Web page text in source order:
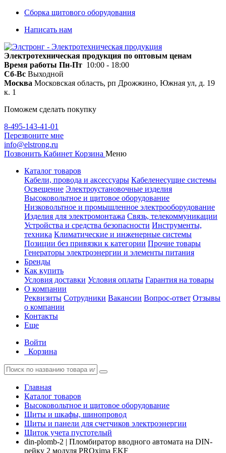
Сборка щитового оборудования
Написать нам
Электротехническая продукция по оптовым ценам
Время работы Пн-Пт 10:00 - 18:00
Сб-Вс Выходной
Москва Московская область, рп Дрожжино, Южная ул, д. 19
к. 1
Поможем сделать покупку
8-495-143-41-01
Перезвоните мне
info@elstrong.ru
Позвонить Кабинет Корзина Меню
Каталог товаров
Кабели, провода и аксессуары Кабеленесущие системы
Освещение Электроустановочные изделия
Высоковольтное и щитовое оборудование
Низковольтное и промышленное электрооборудование
Изделия для электромонтажа Связь, телекоммуникации
Устройства и средства безопасности Инструменты,
техника Климатические и инженерные системы
Позиции без привязки к категории Прочие товары
Генераторы электроэнергии и элементы питания
Бренды
Как купить
Условия доставки Условия оплаты Гарантия на товары
О компании
Реквизиты Сотрудники Вакансии Вопрос-ответ Отзывы
о компании
Контакты
Еще
Войти
Корзина
Главная
Каталог товаров
Высоковольтное и щитовое оборудование
Щиты и шкафы, шинопровод
Щиты и панели для счетчиков электроэнергии
Щиток учета пустотелый
din-plomb-2 | Пломбиратор вводного автомата на DIN-
рейку 2 модуля PROxima EKF